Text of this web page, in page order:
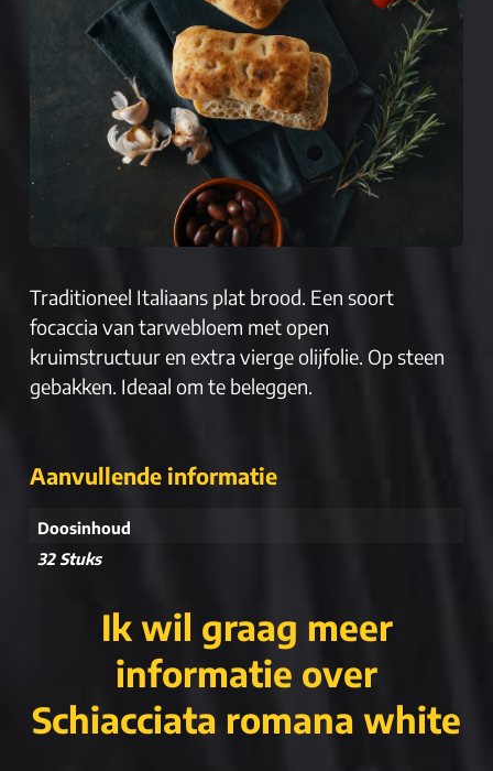
Traditioneel Italiaans plat brood. Een soort
focaccia van tarwebloem met open
kruimstructuur en extra vierge olijfolie. Op steen
gebakken. Ideaal om te beleggen.
Aanvullende informatie
Doosinhoud
32 Stuks
Ik wil graag meer
informatie over
Schiacciata romana white